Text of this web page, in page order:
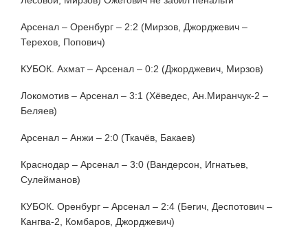
Арсенал – Оренбург – 2:2 (Мирзов, Джорджевич –
Терехов, Попович)
КУБОК. Ахмат – Арсенал – 0:2 (Джорджевич, Мирзов)
Локомотив – Арсенал – 3:1 (Хёведес, Ан.Миранчук-2 –
Беляев)
Арсенал – Анжи – 2:0 (Ткачёв, Бакаев)
Краснодар – Арсенал – 3:0 (Вандерсон, Игнатьев,
Сулейманов)
КУБОК. Оренбург – Арсенал – 2:4 (Бегич, Деспотович –
Кангва-2, Комбаров, Джорджевич)